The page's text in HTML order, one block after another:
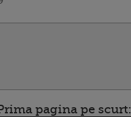
pagina pe scurt: